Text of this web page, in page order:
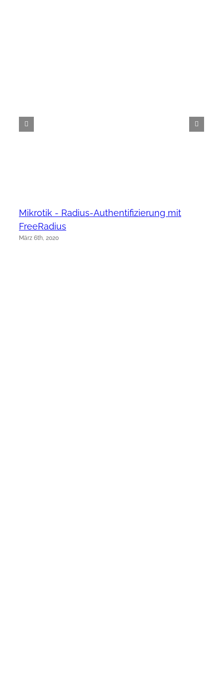
Mikrotik - Radius-Authentifizierung mit
FreeRadius
März 6th, 2020